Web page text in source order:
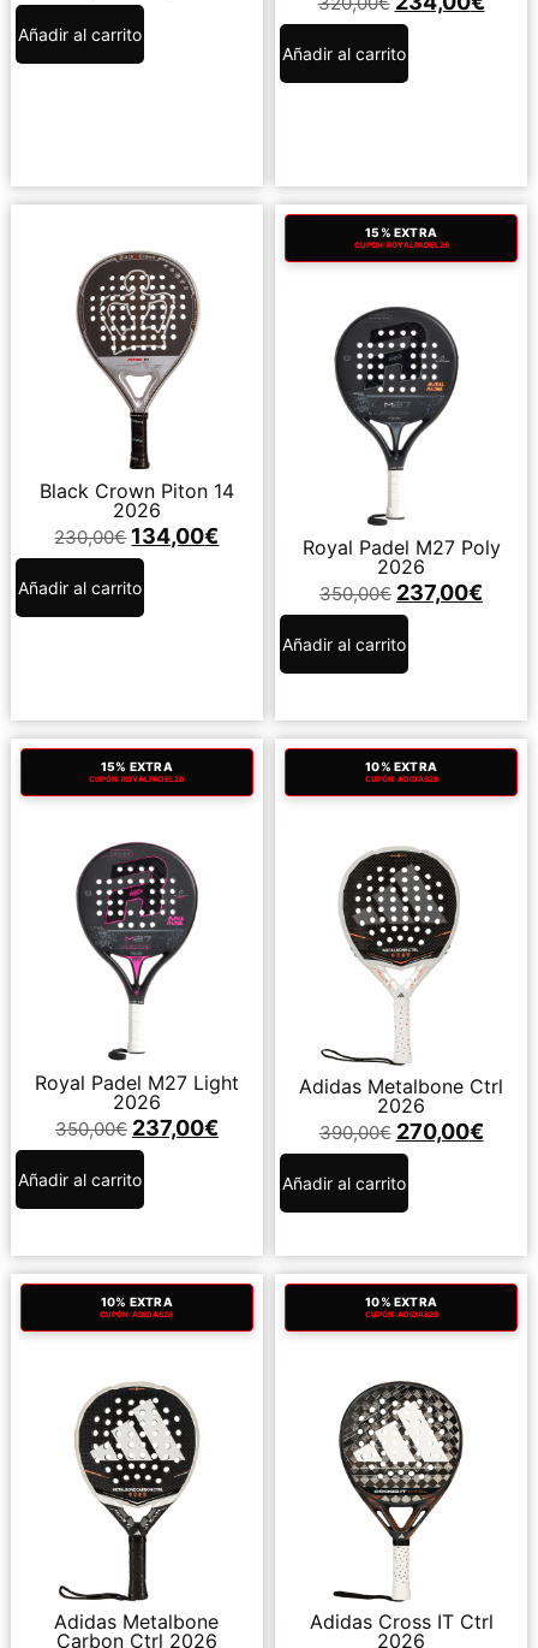
Añadir al carrito
Añadir al carrito
Black Crown Piton 14
2026
230,00€ 134,00€
Añadir al carrito
15% EXTRA
CUPÓN: ROYALPADEL26
Royal Padel M27 Poly
2026
350,00€ 237,00€
Añadir al carrito
15% EXTRA
CUPÓN: ROYALPADEL26
Royal Padel M27 Light
2026
350,00€ 237,00€
Añadir al carrito
10% EXTRA
CUPÓN: ADIDAS26
Adidas Metalbone Ctrl
2026
390,00€ 270,00€
Añadir al carrito
10% EXTRA
CUPÓN: ADIDAS26
Adidas Metalbone
Carbon Ctrl 2026
10% EXTRA
CUPÓN: ADIDAS26
Adidas Cross IT Ctrl
2026